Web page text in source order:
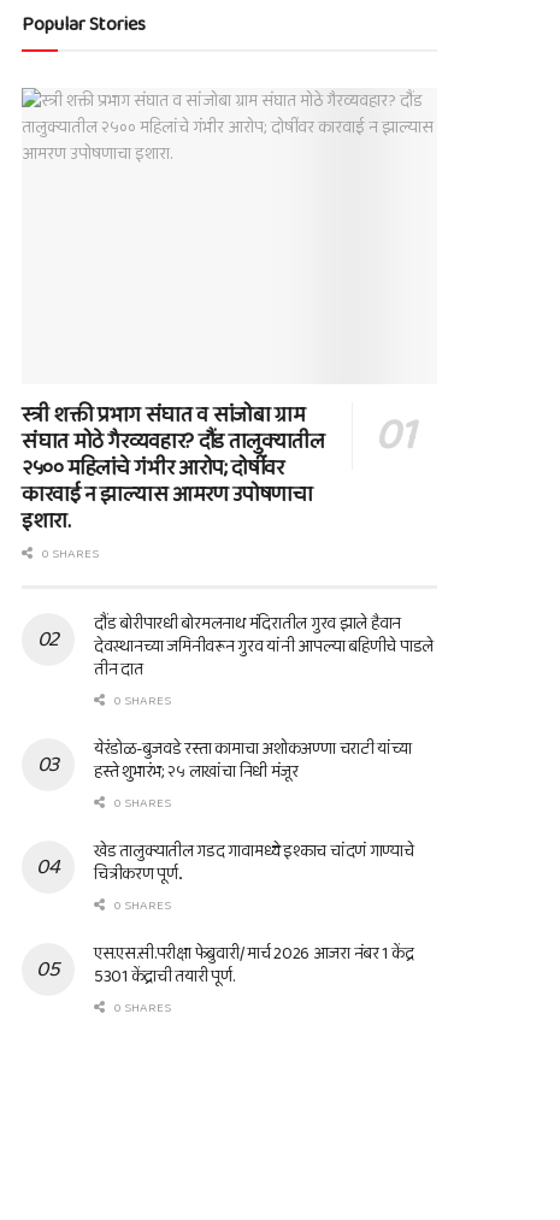
Popular Stories
स्त्री शक्ती प्रभाग संघात व सांजोबा ग्राम
संघात मोठे गैरव्यवहार? दौंड तालुक्यातील
२५०० महिलांचे गंभीर आरोप; दोषींवर
कारवाई न झाल्यास आमरण उपोषणाचा
इशारा.
0 SHARES
दौंड बोरीपारधी बोरमलनाथ मंदिरातील गुरव झाले हैवान
देवस्थानच्या जमिनीवरून गुरव यांनी आपल्या बहिणीचे पाडले
तीन दात
0 SHARES
येरंडोळ-बुजवडे रस्ता कामाचा अशोकअण्णा चराटी यांच्या
हस्ते शुभारंभ; २५ लाखांचा निधी मंजूर
0 SHARES
खेड तालुक्यातील गडद गावामध्ये इश्काच चांदणं गाण्याचे
चित्रीकरण पूर्ण..
0 SHARES
एस.एस.सी.परीक्षा फेब्रुवारी/ मार्च 2026 आजरा नंबर 1 केंद्र
5301 केंद्राची तयारी पूर्ण.
0 SHARES